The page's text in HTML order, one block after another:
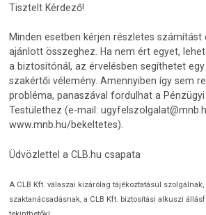
Tisztelt Kérdező!
Minden esetben kérjen részletes számítást
ajánlott összeghez. Ha nem ért egyet,
a biztosítónál, az érvelésben segíthetet
szakértői vélemény. Amennyiben így sem
probléma, panaszával fordulhat a
Testülethez (e-mail:
www.mnb.hu/bekeltetes).
Üdvözlettel a CLB.hu csapata
A CLB Kft. válaszai kizárólag tájékoztatásul
szaktanácsadásnak, a CLB Kft. biztosítási alkuszi